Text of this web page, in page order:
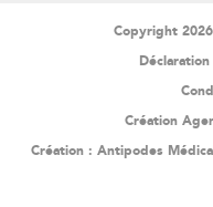
Copyright
Création
Création : Antipodes Médical